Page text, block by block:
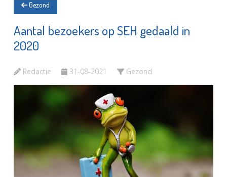
Gezond
Aantal bezoekers op SEH gedaald in
2020
Redactie 31-08-2021 Gezond